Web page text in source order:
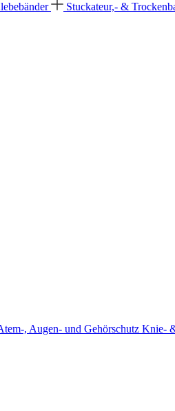
Stuckateur,- &
, Augen- und Gehörschutz Knie-